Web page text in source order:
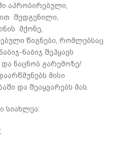
აპრობირებული,
შედგენილი,
მქონე,
წიგნები, რომლებსაც
ნაბიჯ შეჰყავს
და ნაცნობ გარემოზე/
მისი
და შეაყვარებს მას.
სიახლეა: